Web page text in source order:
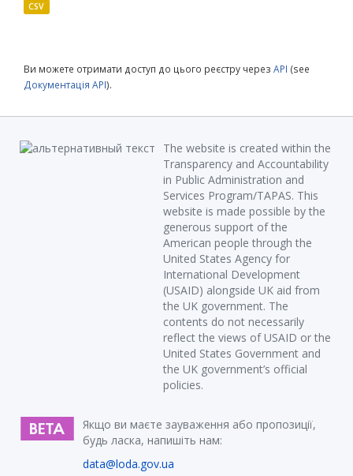
CSV
Ви можете отримати доступ до цього реєстру через API (see
Документація API).
The website is created within the
Transparency and Accountability
in Public Administration and
Services Program/TAPAS. This
website is made possible by the
generous support of the
American people through the
United States Agency for
International Development
(USAID) alongside UK aid from
the UK government. The
contents do not necessarily
reflect the views of USAID or the
United States Government and
the UK government’s official
policies.
Якщо ви маєте зауваження або пропозиції,
будь ласка, напишіть нам:
data@loda.gov.ua